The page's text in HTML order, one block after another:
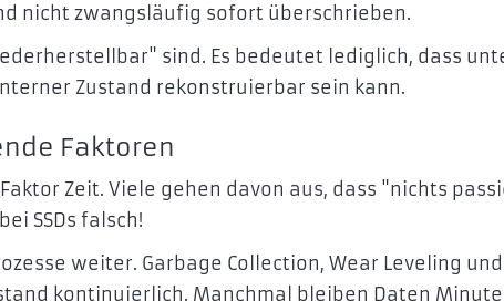
nicht zwangsläufig sofort überschrieben.
sind. Es bedeutet lediglich, dass
Zustand rekonstruierbar sein kann.
Faktoren
Zeit. Viele gehen davon aus, dass "nichts
SSDs falsch!
weiter. Garbage Collection, Wear Leveling und
kontinuierlich. Manchmal bleiben Daten